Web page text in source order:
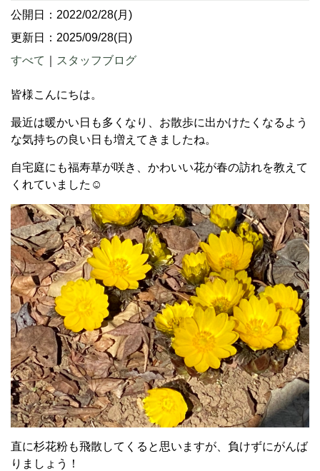
公開日：2022/02/28(月)
更新日：2025/09/28(日)
すべて
スタッフブログ
皆様こんにちは。
最近は暖かい日も多くなり、お散歩に出かけたくなるよう
な気持ちの良い日も増えてきましたね。
自宅庭にも福寿草が咲き、かわいい花が春の訪れを教えて
くれていました☺
直に杉花粉も飛散してくると思いますが、負けずにがんば
りましょう！